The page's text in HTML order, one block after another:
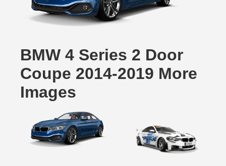
BMW 4 Series 2 Door
Coupe 2014-2019 More
Images